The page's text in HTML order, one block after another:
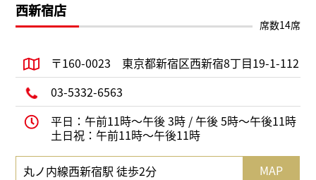
西新宿店
席数14席
〒160-0023 東京都新宿区西新宿8丁目19-1-112
03-5332-6563
平日：午前11時～午後 3時 / 午後 5時～午後11時
土日祝：午前11時～午後11時
丸ノ内線西新宿駅 徒歩2分 MAP